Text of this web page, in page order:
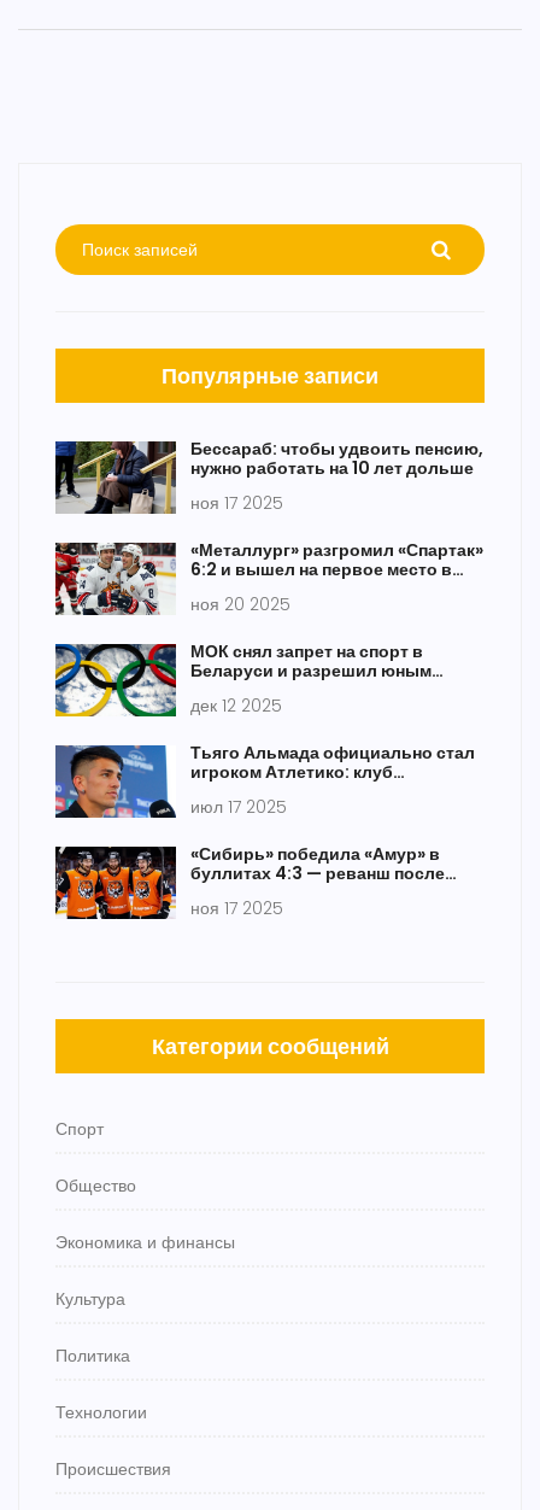
Популярные записи
Бессараб: чтобы удвоить пенсию,
нужно работать на 10 лет дольше
ноя 17 2025
«Металлург» разгромил «Спартак»
6:2 и вышел на первое место в
ноя 20 2025
МОК снял запрет на спорт в
Беларуси и разрешил юным
выступать под флагами
дек 12 2025
Тьяго Альмада официально стал
игроком Атлетико: клуб
июл 17 2025
«Сибирь» победила «Амур» в
буллитах 4:3 — реванш после
ноя 17 2025
Категории сообщений
Спорт
Общество
Экономика и финансы
Культура
Политика
Технологии
Происшествия